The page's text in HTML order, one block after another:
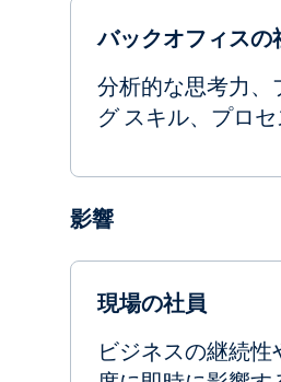
バックオフィスの
分析的な思考力、
グ スキル、プロ
影響
現場の社員
ビジネスの継続性